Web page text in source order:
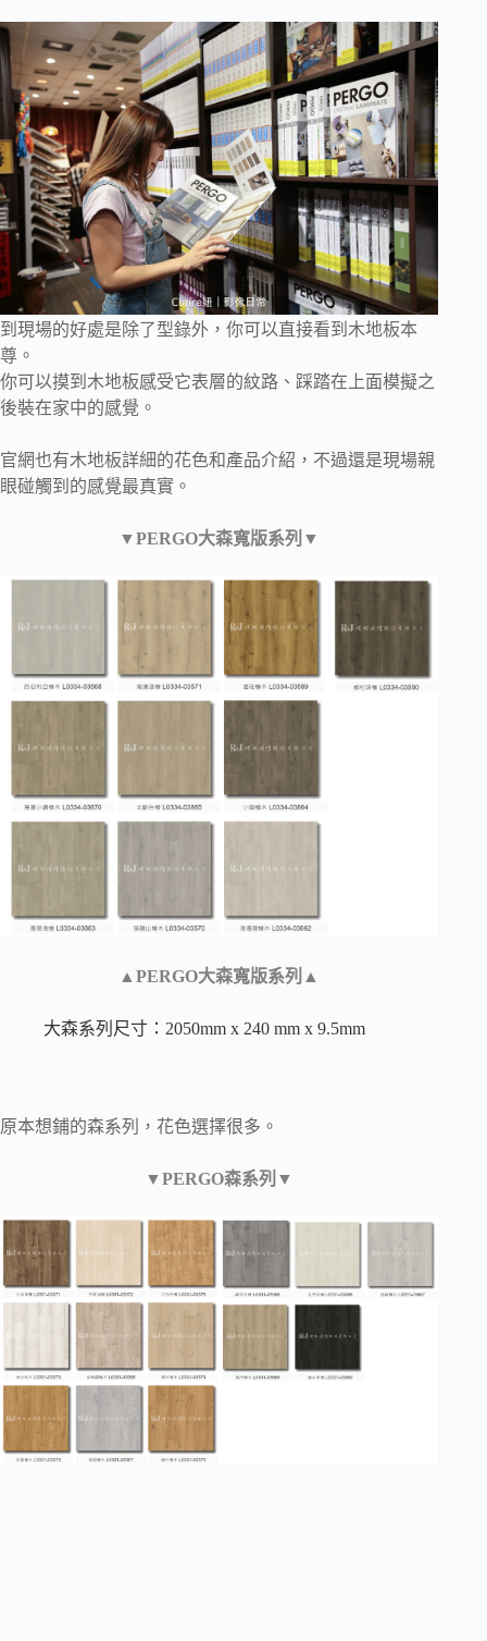
到現場的好處是除了型錄外，你可以直接看到木地板本
尊。
你可以摸到木地板感受它表層的紋路、踩踏在上面模擬之
後裝在家中的感覺。
官網也有木地板詳細的花色和產品介紹，不過還是現場親
眼碰觸到的感覺最真實。
▼PERGO大森寬版系列▼
▲PERGO大森寬版系列▲
大森系列尺寸：2050mm x 240 mm x 9.5mm
原本想鋪的森系列，花色選擇很多。
▼PERGO森系列▼